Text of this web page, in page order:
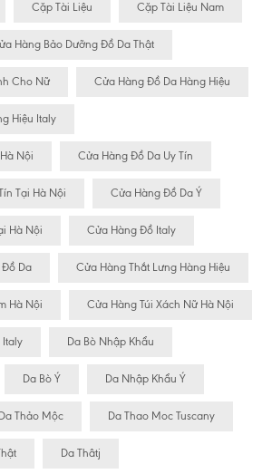
Cặp Tài Liệu Cặp Tài Liệu Nam
Hàng Bảo Dưỡng Đồ Da Thật
Cho Nữ Cửa Hàng Đồ Da Hàng Hiệu
Hiệu Italy
Nội Cửa Hàng Đồ Da Uy Tín
Tại Hà Nội Cửa Hàng Đồ Da Ý
Hà Nội Cửa Hàng Đồ Italy
Da Cửa Hàng Thắt Lưng Hàng Hiệu
Hà Nội Cửa Hàng Túi Xách Nữ Hà Nội
Italy Da Bò Nhập Khẩu
Da Bò Ý Da Nhập Khẩu Ý
Da Thảo Mộc Da Thao Moc Tuscany
Da Thâtj